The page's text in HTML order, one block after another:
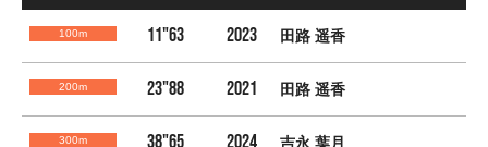
100m 11"63 2023 田路 遥香
200m 23"88 2021 田路 遥香
300m 38"65 2024 吉永 葉月